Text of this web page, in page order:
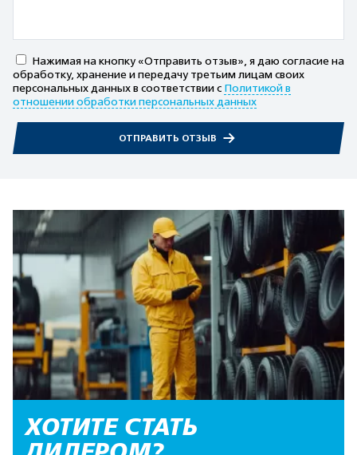
Нажимая на кнопку «Отправить отзыв», я даю согласие на
обработку, хранение и передачу третьим лицам своих
персональных данных в соответствии с Политикой в
отношении обработки персональных данных
ОТПРАВИТЬ ОТЗЫВ
ХОТИТЕ СТАТЬ